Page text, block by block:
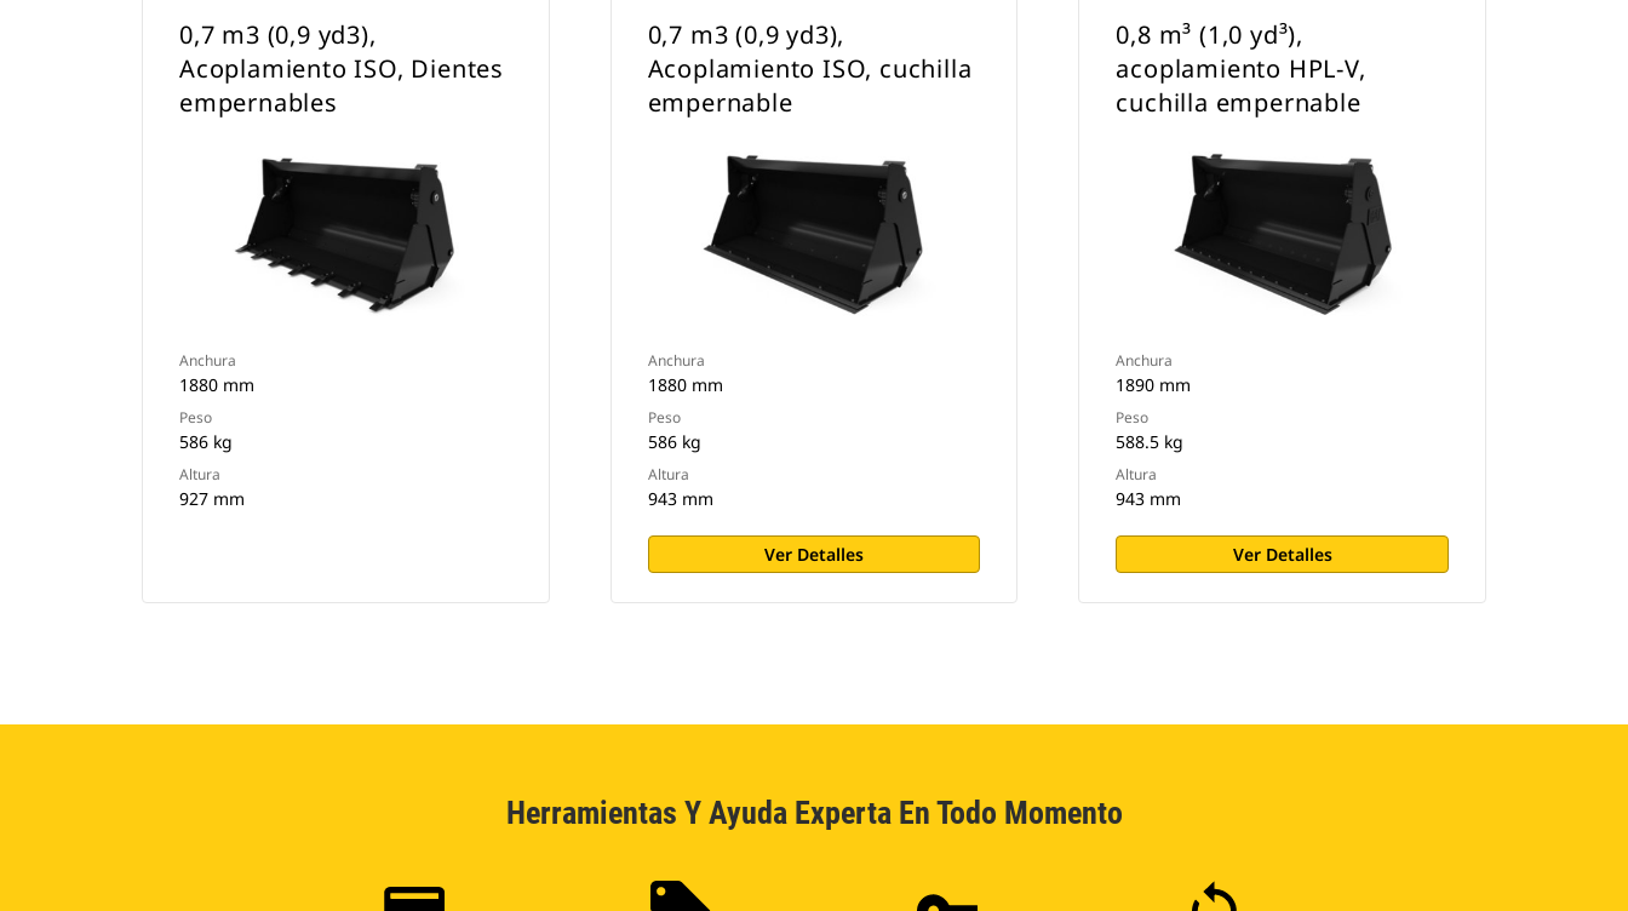
0,7 m3 (0,9 yd3),
Acoplamiento ISO, Dientes
empernables
Anchura
1880 mm
Peso
586 kg
Altura
927 mm
0,7 m3 (0,9 yd3),
Acoplamiento ISO, cuchilla
empernable
Anchura
1880 mm
Peso
586 kg
Altura
943 mm
Ver Detalles
0,8 m³ (1,0 yd³),
acoplamiento HPL-V,
cuchilla empernable
Anchura
1890 mm
Peso
588.5 kg
Altura
943 mm
Ver Detalles
Herramientas Y Ayuda Experta En Todo Momento